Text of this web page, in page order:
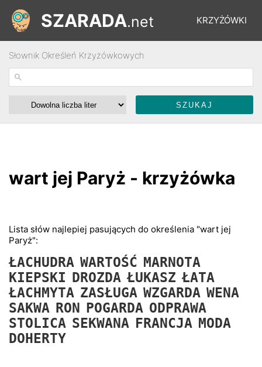
KRZYŻÓWKI
ŁAMIGŁÓWKI
SŁOWNIK
FORUM
SZARADA.net
Słownik Określeń Krzyżówkowych
wart jej Paryż - krzyżówka
Lista słów najlepiej pasujących do określenia "wart jej
Paryż":
ŁACHUDRA WARTOŚĆ MARNOTA
KIEPSKI DROZDA ŁUKASZ ŁATA
ŁACHMYTA ZASŁUGA WZGARDA WENA
SAKWA RON POGARDA ODPRAWA
STOLICA SEKWANA FRANCJA MODA
DOHERTY